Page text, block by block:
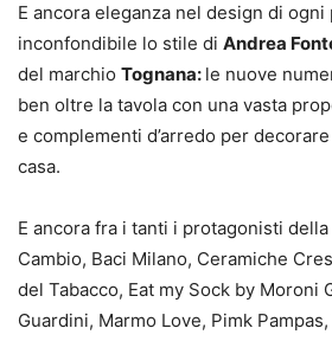
E ancora eleganza nel design di
inconfondibile lo stile di Andrea
del marchio Tognana: le nuove
ben oltre la tavola con una vasta
e complementi d’arredo per
casa.
E ancora fra i tanti i protagonisti
Cambio, Baci Milano, Ceramiche
del Tabacco, Eat my Sock by Moroni
Guardini, Marmo Love, Pimk